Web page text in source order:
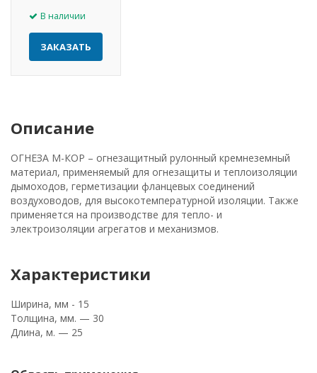
В наличии
ЗАКАЗАТЬ
Описание
ОГНЕЗА М-КОР – огнезащитный рулонный кремнеземный
материал, применяемый для огнезащиты и теплоизоляции
дымоходов, герметизации фланцевых соединений
воздуховодов, для высокотемпературной изоляции. Также
применяется на производстве для тепло- и
электроизоляции агрегатов и механизмов.
Характеристики
Ширина, мм - 15
Толщина, мм. — 30
Длина, м. — 25